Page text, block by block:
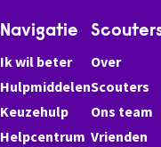
Navigatie
Ik wil beter
Hulpmiddelen
Keuzehulp
Helpcentrum
Over
Scouters
Ons team
Vrienden